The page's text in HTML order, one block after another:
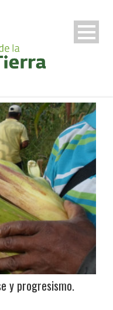
y progresismo.